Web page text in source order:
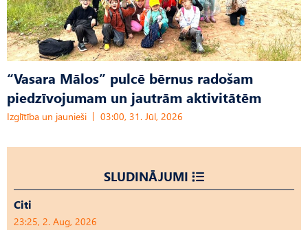
“Vasara Mālos” pulcē bērnus radošam
piedzīvojumam un jautrām aktivitātēm
Izglītība un jaunieši 03:00, 31. Jūl, 2026
SLUDINĀJUMI
Citi
23:25, 2. Aug, 2026